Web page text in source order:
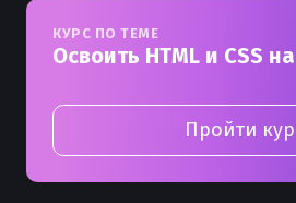
КУРС ПО ТЕМЕ
Освоить HTML и CSS
Пройти